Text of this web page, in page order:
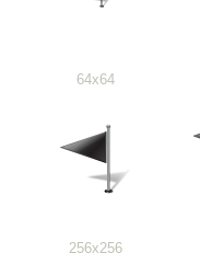
64x64
256x256